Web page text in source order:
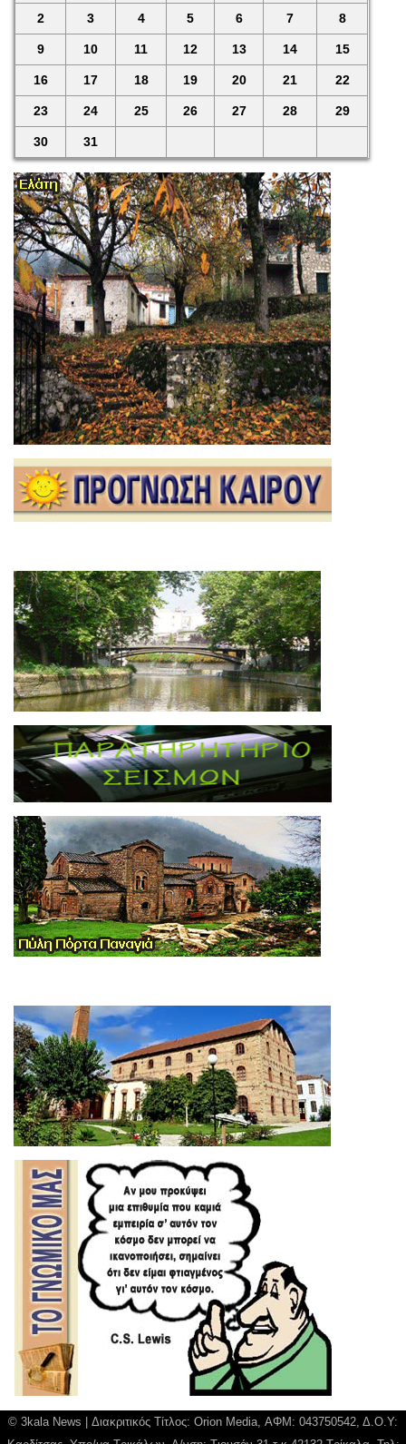
2 3 4 5 6 7 8
9 10 11 12 13 14 15
16 17 18 19 20 21 22
23 24 25 26 27 28 29
30 31
© 3kala News | Διακριτικός Τίτλος: Orion Media, ΑΦΜ: 043750542, Δ.Ο.Υ: